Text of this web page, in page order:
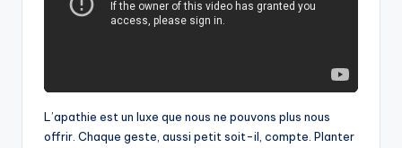
L’apathie est un luxe que nous ne pouvons plus nous
offrir. Chaque geste, aussi petit soit-il, compte. Planter